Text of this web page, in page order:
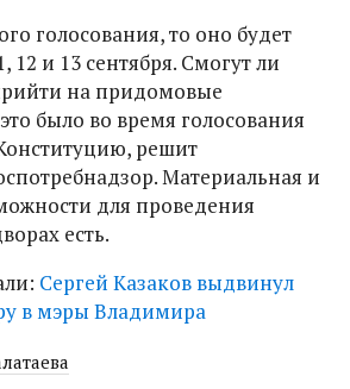
голосования, то оно будет
12 и 13 сентября. Смогут ли
на придомовые
было во время голосования
решит
Материальная и
для проведения
есть.
Сергей Казаков выдвинул
в мэры Владимира